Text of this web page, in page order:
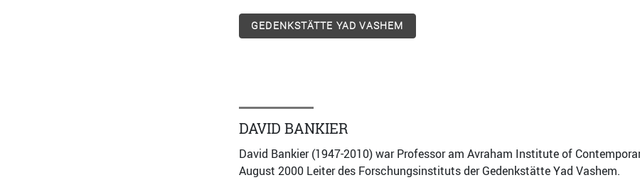
GEDENKSTÄTTE YAD VASHEM
DAVID BANKIER
David Bankier (1947-2010) war Professor am Avraham Institute of
August 2000 Leiter des Forschungsinstituts der Gedenkstätte Yad Vashem.